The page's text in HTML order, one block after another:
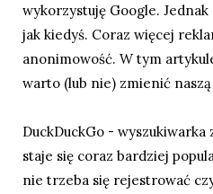
wykorzystuję Google.
jak kiedyś. Coraz więcej
anonimowość. W tym
warto (lub nie) zmienić
DuckDuckGo - wyszukiwarka
staje się coraz bardziej
nie trzeba się rejestrować